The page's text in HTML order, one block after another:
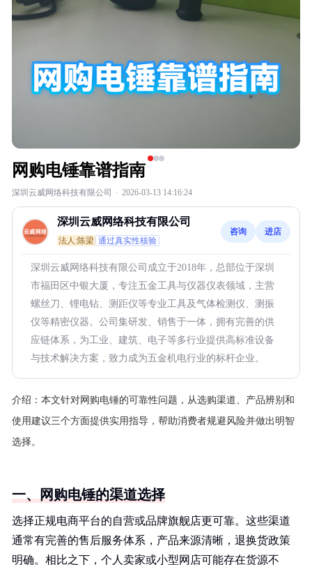
网购电锤靠谱指南
深圳云威网络科技有限公司 · 2026-03-13 14:16:24
深圳云威网络科技有限公司
法人:陈梁 通过真实性核验
咨询 进店
深圳云威网络科技有限公司成立于2018年，总部位于深圳
市福田区中银大厦，专注五金工具与仪器仪表领域，主营
螺丝刀、锂电钻、测距仪等专业工具及气体检测仪、测振
仪等精密仪器。公司集研发、销售于一体，拥有完善的供
应链体系，为工业、建筑、电子等多行业提供高标准设备
与技术解决方案，致力成为五金机电行业的标杆企业。
介绍： 本文针对网购电锤的可靠性问题，从选购渠道、产品辨别和
使用建议三个方面提供实用指导，帮助消费者规避风险并做出明智
选择。
一、网购电锤的渠道选择
选择正规电商平台的自营或品牌旗舰店更可靠。这些渠道
通常有完善的售后服务体系，产品来源清晰，退换货政策
明确。相比之下，个人卖家或小型网店可能存在货源不